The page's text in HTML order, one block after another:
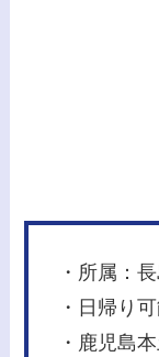
・所属：
・日帰り
・鹿児島